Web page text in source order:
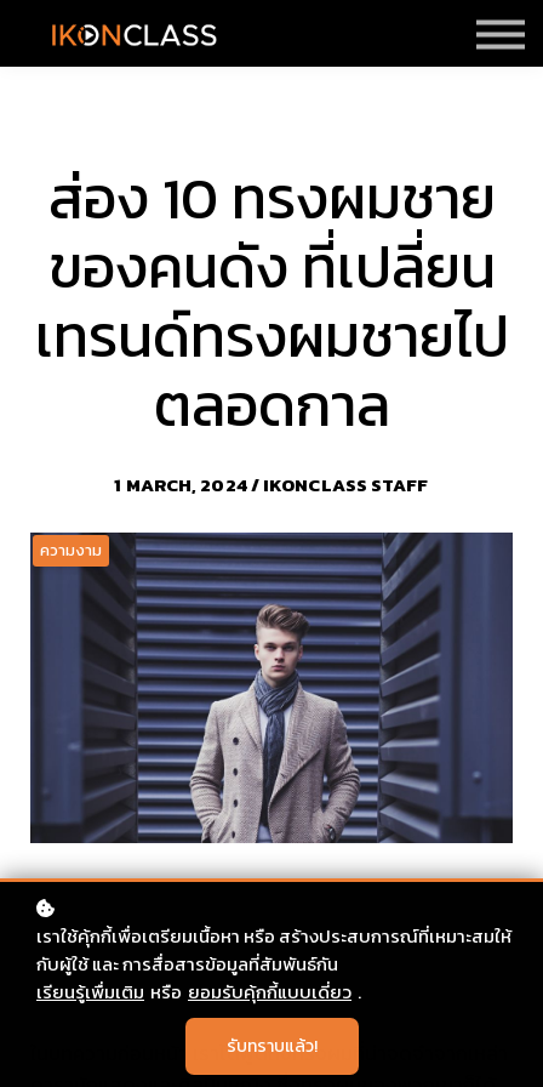
Sign in
ส่อง 10 ทรงผมชาย
ของคนดัง ที่เปลี่ยน
เทรนด์ทรงผมชายไป
ตลอดกาล
1 MARCH, 2024 / IKONCLASS STAFF
ความงาม
ในบทความก่อนหน้า เราได้พูดถึงทรงผมที่น่าจดจำจากเหล่า
เราใช้คุ้กกี้เพื่อเตรียมเนื้อหา หรือ สร้างประสบการณ์ที่เหมาะสมให้
กับผู้ใช้ และ การสื่อสารข้อมูลที่สัมพันธ์กัน
เรียนรู้เพื่มเติม หรือ ยอมรับคุ้กกี้แบบเดี่ยว .
รับทราบแล้ว!